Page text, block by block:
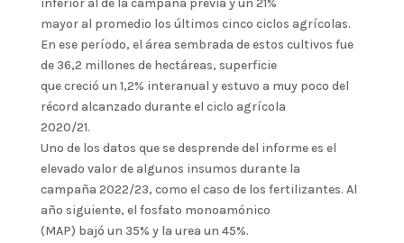
inferior al de la campaña previa y un 21%
mayor al promedio los últimos cinco ciclos agrícolas.
En ese período, el área sembrada de estos cultivos fue
de 36,2 millones de hectáreas, superficie
que creció un 1,2% interanual y estuvo a muy poco del
récord alcanzado durante el ciclo agrícola
2020/21.
Uno de los datos que se desprende del informe es el
elevado valor de algunos insumos durante la
campaña 2022/23, como el caso de los fertilizantes. Al
año siguiente, el fosfato monoamónico
(MAP) bajó un 35% y la urea un 45%.